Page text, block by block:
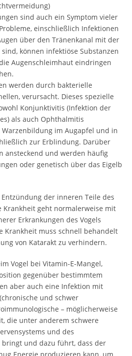
sind auch ein Symptom vieler
einschließlich Infektionen
über den Tränenkanal mit der
können infektiöse Substanzen
Augenschleimhaut eindringen
werden durch bakterielle
verursacht. Dieses spezielle
Konjunktivitis (Infektion der
als auch Ophthalmitis
im Augapfel und in
zur Erblindung. Darüber
ansteckend und werden häufig
oder genetisch über das Eigelb
der inneren Teile des
Krankheit geht normalerweise mit
Erkrankungen des Vogels
Krankheit muss schnell behandelt
von Katarakt zu verhindern.
Vogel bei Vitamin-E-Mangel,
gegenüber bestimmtem
aber auch eine Infektion mit
und schwer
– möglicherweise
die unter anderem schwere
und des
und dazu führt, dass der
Energie produzieren kann, um